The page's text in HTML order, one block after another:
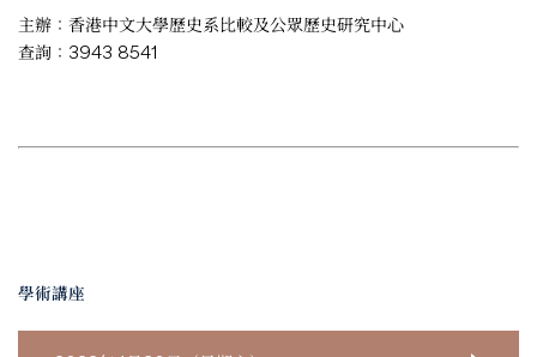
主辦：香港中文大學歷史系比較及公眾歷史研究中心
查詢：3943 8541
學術講座